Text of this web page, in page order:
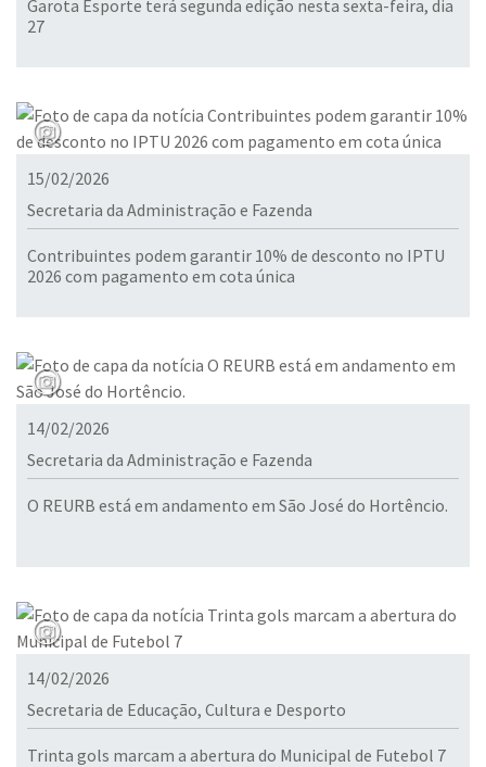
Garota Esporte terá segunda edição nesta sexta-feira, dia
27
15/02/2026
Secretaria da Administração e Fazenda
Contribuintes podem garantir 10% de desconto no IPTU
2026 com pagamento em cota única
14/02/2026
Secretaria da Administração e Fazenda
O REURB está em andamento em São José do Hortêncio.
14/02/2026
Secretaria de Educação, Cultura e Desporto
Trinta gols marcam a abertura do Municipal de Futebol 7